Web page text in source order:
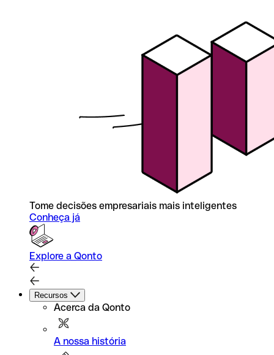
Tome decisões empresariais mais inteligentes
Conheça já
Explore a Qonto
Recursos
Acerca da Qonto
A nossa história